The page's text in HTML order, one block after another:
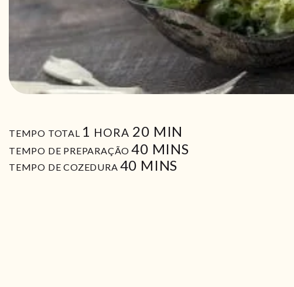
TEMPO TOTAL 1 HORA
HORA 20 MIN
MIN
TEMPO DE PREPARAÇÃO 40MIN
MINS
TEMPO DE COZEDURA 40 MIN
MINS